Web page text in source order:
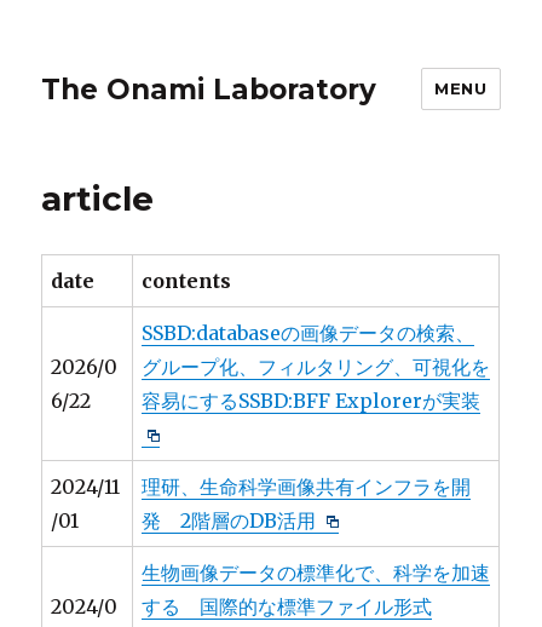
The Onami Laboratory MENU
article
date contents
2026/0
6/22
SSBD:databaseの画像データの検索、
グループ化、フィルタリング、可視化を
容易にするSSBD:BFF Explorerが実装
2024/11
/01
理研、生命科学画像共有インフラを開
発 2階層のDB活用
2024/0
生物画像データの標準化で、科学を加速
する 国際的な標準ファイル形式